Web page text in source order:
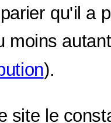
qu'il a
moins
).
site le